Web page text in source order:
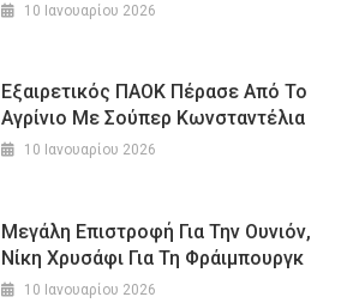
10 Ιανουαρίου 2026
Εξαιρετικός ΠΑΟΚ Πέρασε Από Το
Αγρίνιο Με Σούπερ Κωνσταντέλια
10 Ιανουαρίου 2026
Μεγάλη Επιστροφή Για Την Ουνιόν,
Νίκη Χρυσάφι Για Τη Φράιμπουργκ
10 Ιανουαρίου 2026